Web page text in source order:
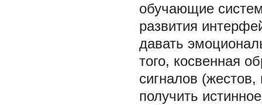
обучающие
развития
давать
того, косвенная
сигналов
получить